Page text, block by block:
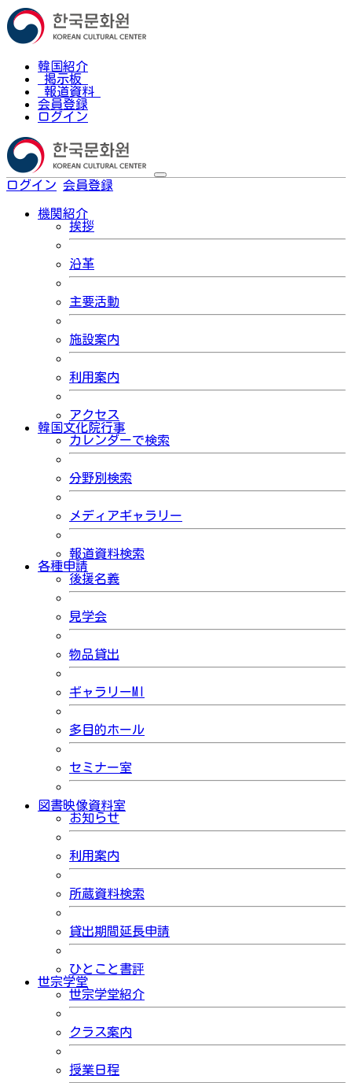
韓国紹介
掲示板
報道資料
会員登録
ログイン
ログイン 会員登録
機関紹介
挨拶
沿革
主要活動
施設案内
利用案内
アクセス
韓国文化院行事
カレンダーで検索
分野別検索
メディアギャラリー
報道資料検索
各種申請
後援名義
見学会
物品貸出
ギャラリーMI
多目的ホール
セミナー室
図書映像資料室
お知らせ
利用案内
所蔵資料検索
貸出期間延長申請
ひとこと書評
世宗学堂
世宗学堂紹介
クラス案内
授業日程